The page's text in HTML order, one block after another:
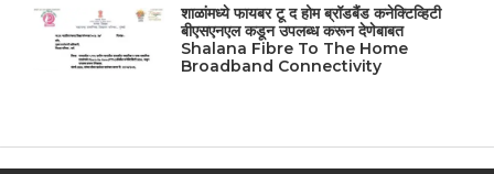
शाळांमध्ये फायबर टू द होम ब्रॉडबैंड कनेक्टिव्हिटी
बीएसएनएल कडून उपलब्ध करून देणेबाबत
Shalana Fibre To The Home
Broadband Connectivity